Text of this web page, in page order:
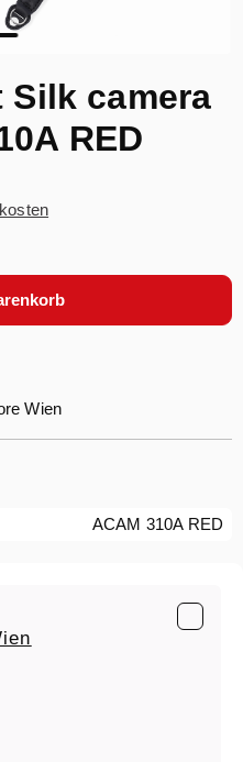
camera
RED
Wien
ACAM 310A RED